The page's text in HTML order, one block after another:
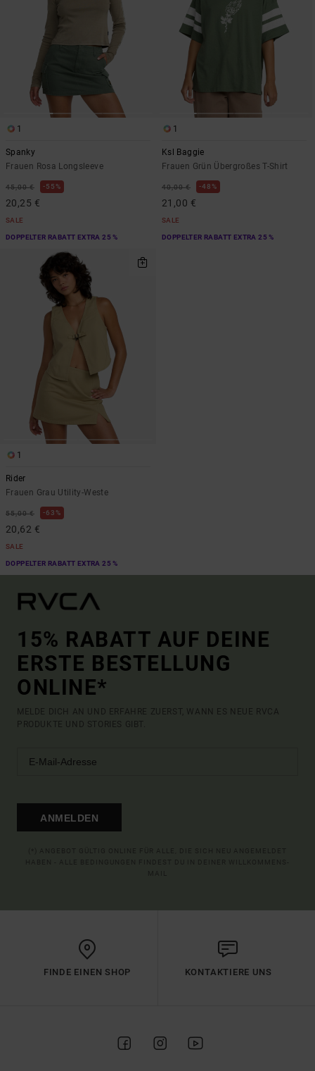
1
Spanky
Frauen Rosa Longsleeve
45,00 € 55%
20,25 €
SALE
DOPPELTER RABATT EXTRA 25 %
1
Ksl Baggie
Frauen Grün Übergroßes T-Shirt
40,00 € 48%
21,00 €
SALE
DOPPELTER RABATT EXTRA 25 %
1
Rider
Frauen Grau Utility-Weste
55,00 € 63%
20,62 €
SALE
DOPPELTER RABATT EXTRA 25 %
15% RABATT AUF DEINE
ERSTE BESTELLUNG
ONLINE*
MELDE DICH AN UND ERFAHRE ZUERST, WANN ES NEUE RVCA
PRODUKTE UND STORIES GIBT.
ANMELDEN
FINDE EINEN SHOP KONTAKTIERE UNS